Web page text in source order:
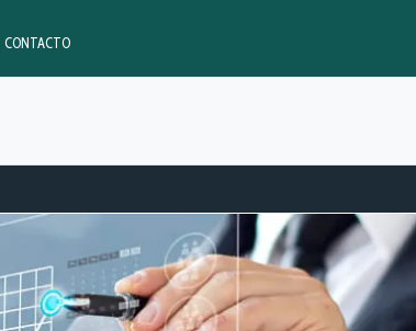
CONTACTO